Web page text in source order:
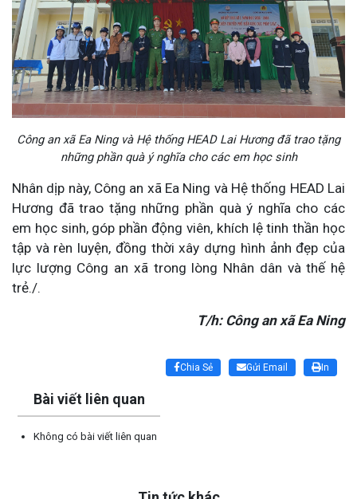
Công an xã Ea Ning và Hệ thống HEAD Lai Hương đã trao tặng
những phần quà ý nghĩa cho các em học sinh
Nhân dịp này, Công an xã Ea Ning và Hệ thống HEAD Lai
Hương đã trao tặng những phần quà ý nghĩa cho các
em học sinh, góp phần động viên, khích lệ tinh thần học
tập và rèn luyện, đồng thời xây dựng hình ảnh đẹp của
lực lượng Công an xã trong lòng Nhân dân và thế hệ
trẻ./.
T/h: Công an xã Ea Ning
In
Gửi Email
Chia Sẻ
Bài viết liên quan
Không có bài viết liên quan